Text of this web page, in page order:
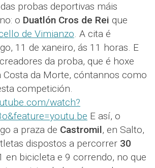
probas deportivas máis
o Duatlón Cros de Rei que
de Vimianzo. A cita é
11 de xaneiro, ás 11 horas. E
da proba, que é hoxe
Costa da Morte, cóntannos como
competición.
watch?
E así, o
a praza de Castromil, en Salto,
dispostos a percorrer 30
en bicicleta e 9 correndo, no que